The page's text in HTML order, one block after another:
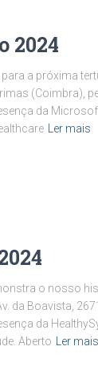
2024
a próxima
(Coimbra),
da
Ler mais
o nosso
da Boavista,
da
Aberto
Ler mais